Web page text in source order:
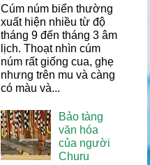
Cúm núm biển thường
xuất hiện nhiều từ độ
tháng 9 đến tháng 3 âm
lịch. Thoạt nhìn cúm
núm rất giống cua, ghẹ
nhưng trên mu và càng
có màu và...
Bảo tàng
văn hóa
của người
Churu